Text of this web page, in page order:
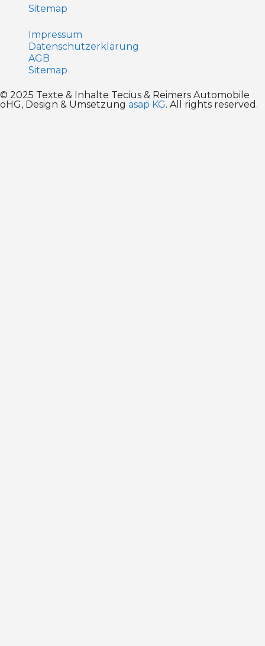
Sitemap
Impressum
Datenschutz­erklärung
AGB
Sitemap
© 2025 Texte & Inhalte Tecius & Reimers Automobile
oHG, Design & Umsetzung asap KG. All rights reserved.